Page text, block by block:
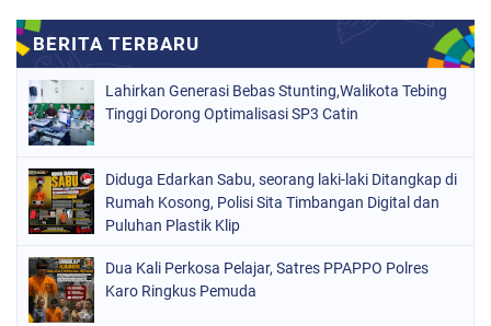
Lahirkan Generasi Bebas Stunting,Walikota Tebing
Tinggi Dorong Optimalisasi SP3 Catin
Diduga Edarkan Sabu, seorang laki-laki Ditangkap di
Rumah Kosong, Polisi Sita Timbangan Digital dan
Puluhan Plastik Klip
Dua Kali Perkosa Pelajar, Satres PPAPPO Polres
Karo Ringkus Pemuda